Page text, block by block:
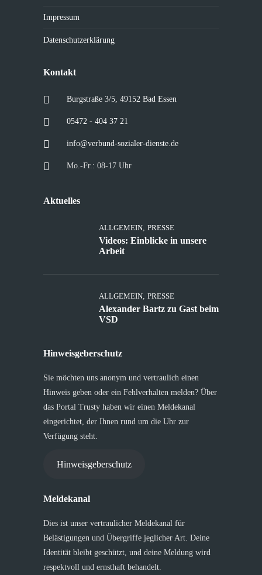
Impressum
Datenschutzerklärung
Kontakt
Burgstraße 3/5, 49152 Bad Essen
05472 - 404 37 21
info@verbund-sozialer-dienste.de
Mo.-Fr.: 08-17 Uhr
Aktuelles
ALLGEMEIN, PRESSE
Videos: Einblicke in unsere
Arbeit
ALLGEMEIN, PRESSE
Alexander Bartz zu Gast beim
VSD
Hinweisgeberschutz
Sie möchten uns anonym und vertraulich einen
Hinweis geben oder ein Fehlverhalten melden? Über
das Portal Trusty haben wir einen Meldekanal
eingerichtet, der Ihnen rund um die Uhr zur
Verfügung steht.
Hinweisgeberschutz
Meldekanal
Dies ist unser vertraulicher Meldekanal für
Belästigungen und Übergriffe jeglicher Art. Deine
Identität bleibt geschützt, und deine Meldung wird
respektvoll und ernsthaft behandelt.